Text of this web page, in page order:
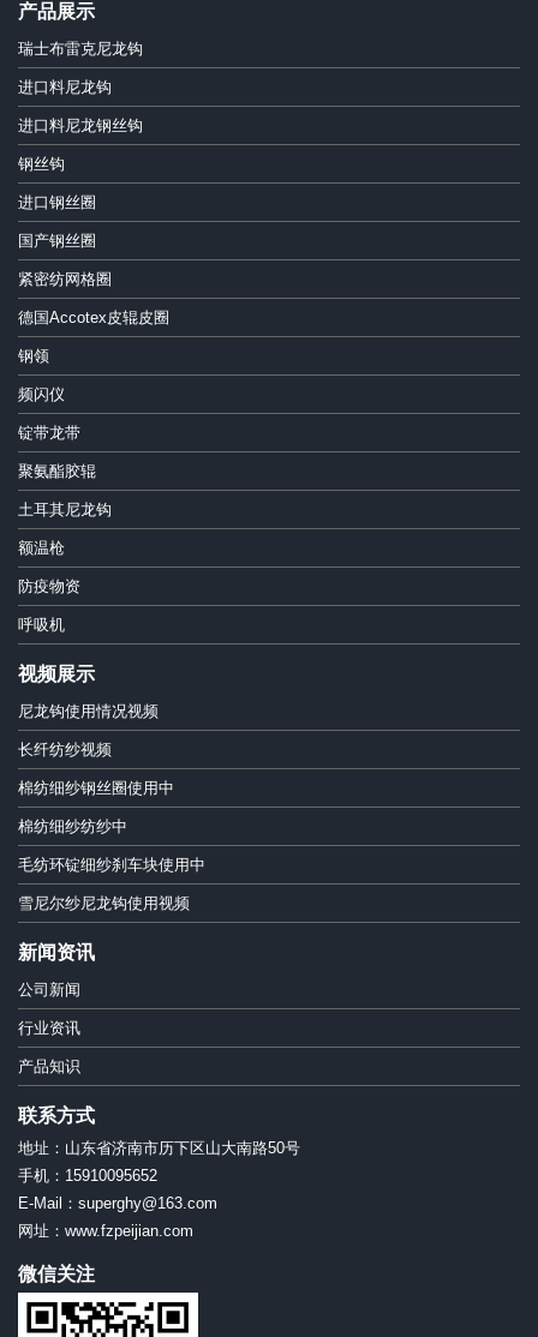
产品展示
瑞士布雷克尼龙钩
进口料尼龙钩
进口料尼龙钢丝钩
钢丝钩
进口钢丝圈
国产钢丝圈
紧密纺网格圈
德国Accotex皮辊皮圈
钢领
频闪仪
锭带龙带
聚氨酯胶辊
土耳其尼龙钩
额温枪
防疫物资
呼吸机
视频展示
尼龙钩使用情况视频
长纤纺纱视频
棉纺细纱钢丝圈使用中
棉纺细纱纺纱中
毛纺环锭细纱刹车块使用中
雪尼尔纱尼龙钩使用视频
新闻资讯
公司新闻
行业资讯
产品知识
联系方式
地址：山东省济南市历下区山大南路50号
手机：15910095652
E-Mail：superghy@163.com
网址：www.fzpeijian.com
微信关注